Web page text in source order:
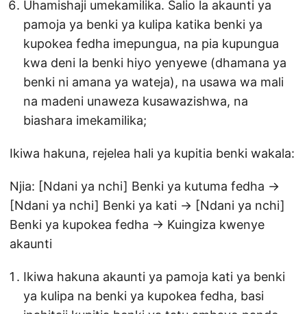
Uhamishaji umekamilika. Salio la akaunti ya
pamoja ya benki ya kulipa katika benki ya
kupokea fedha imepungua, na pia kupungua
kwa deni la benki hiyo yenyewe (dhamana ya
benki ni amana ya wateja), na usawa wa mali
na madeni unaweza kusawazishwa, na
biashara imekamilika;
Ikiwa hakuna, rejelea hali ya kupitia benki wakala:
Njia: [Ndani ya nchi] Benki ya kutuma fedha →
[Ndani ya nchi] Benki ya kati → [Ndani ya nchi]
Benki ya kupokea fedha → Kuingiza kwenye
akaunti
Ikiwa hakuna akaunti ya pamoja kati ya benki
ya kulipa na benki ya kupokea fedha, basi